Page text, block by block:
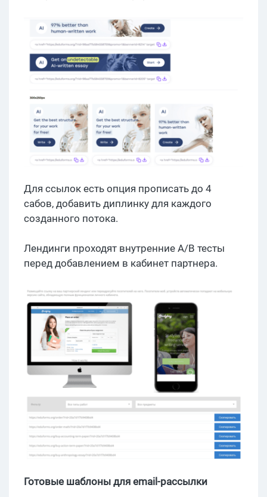
Для ссылок есть опция прописать до 4
сабов, добавить диплинку для каждого
созданного потока.
Лендинги проходят внутренние A/B тесты
перед добавлением в кабинет партнера.
Готовые шаблоны для email-рассылки